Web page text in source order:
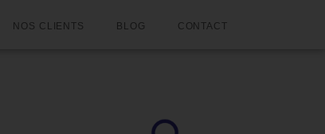
NOS CLIENTS BLOG CONTACT